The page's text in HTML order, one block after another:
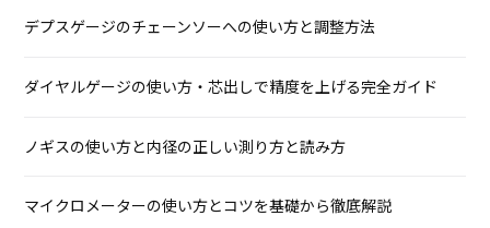
デプスゲージのチェーンソーへの使い方と調整方法
ダイヤルゲージの使い方・芯出しで精度を上げる完全ガイド
ノギスの使い方と内径の正しい測り方と読み方
マイクロメーターの使い方とコツを基礎から徹底解説